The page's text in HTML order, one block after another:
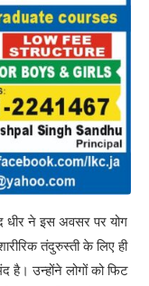
धीर ने इस अवसर पर योग
तंदुरुस्ती के लिए ही
है। उन्होंने लोगों को फिट